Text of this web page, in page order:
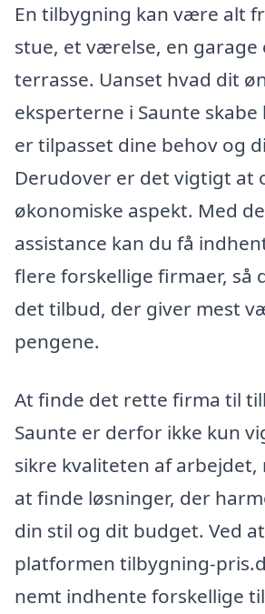
En tilbygning kan være alt
stue, et værelse, en garage
terrasse. Uanset hvad dit
eksperterne i Saunte
er tilpasset dine behov og
Derudover er det vigtigt at
økonomiske aspekt. Med
assistance kan du få
flere forskellige firmaer, så
det tilbud, der giver mest
pengene.
At finde det rette firma til
Saunte er derfor ikke kun
sikre kvaliteten af arbejdet,
at finde løsninger, der
din stil og dit budget. Ved
platformen tilbygning-
nemt indhente forskellige